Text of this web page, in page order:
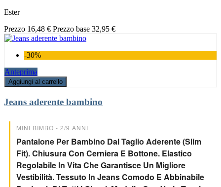
Ester
Prezzo 16,48 € Prezzo base 32,95 €
-30%
Anteprima
Aggiungi al carrello
Jeans aderente bambino
MINI BIMBO - 2/9 ANNI
Pantalone Per Bambino Dal Taglio Aderente (slim
Fit). Chiusura Con Cerniera E Bottone. Elastico
Regolabile In Vita Che Garantisce Un Migliore
Vestibilità. Tessuto In Jeans Comodo E Abbinabile